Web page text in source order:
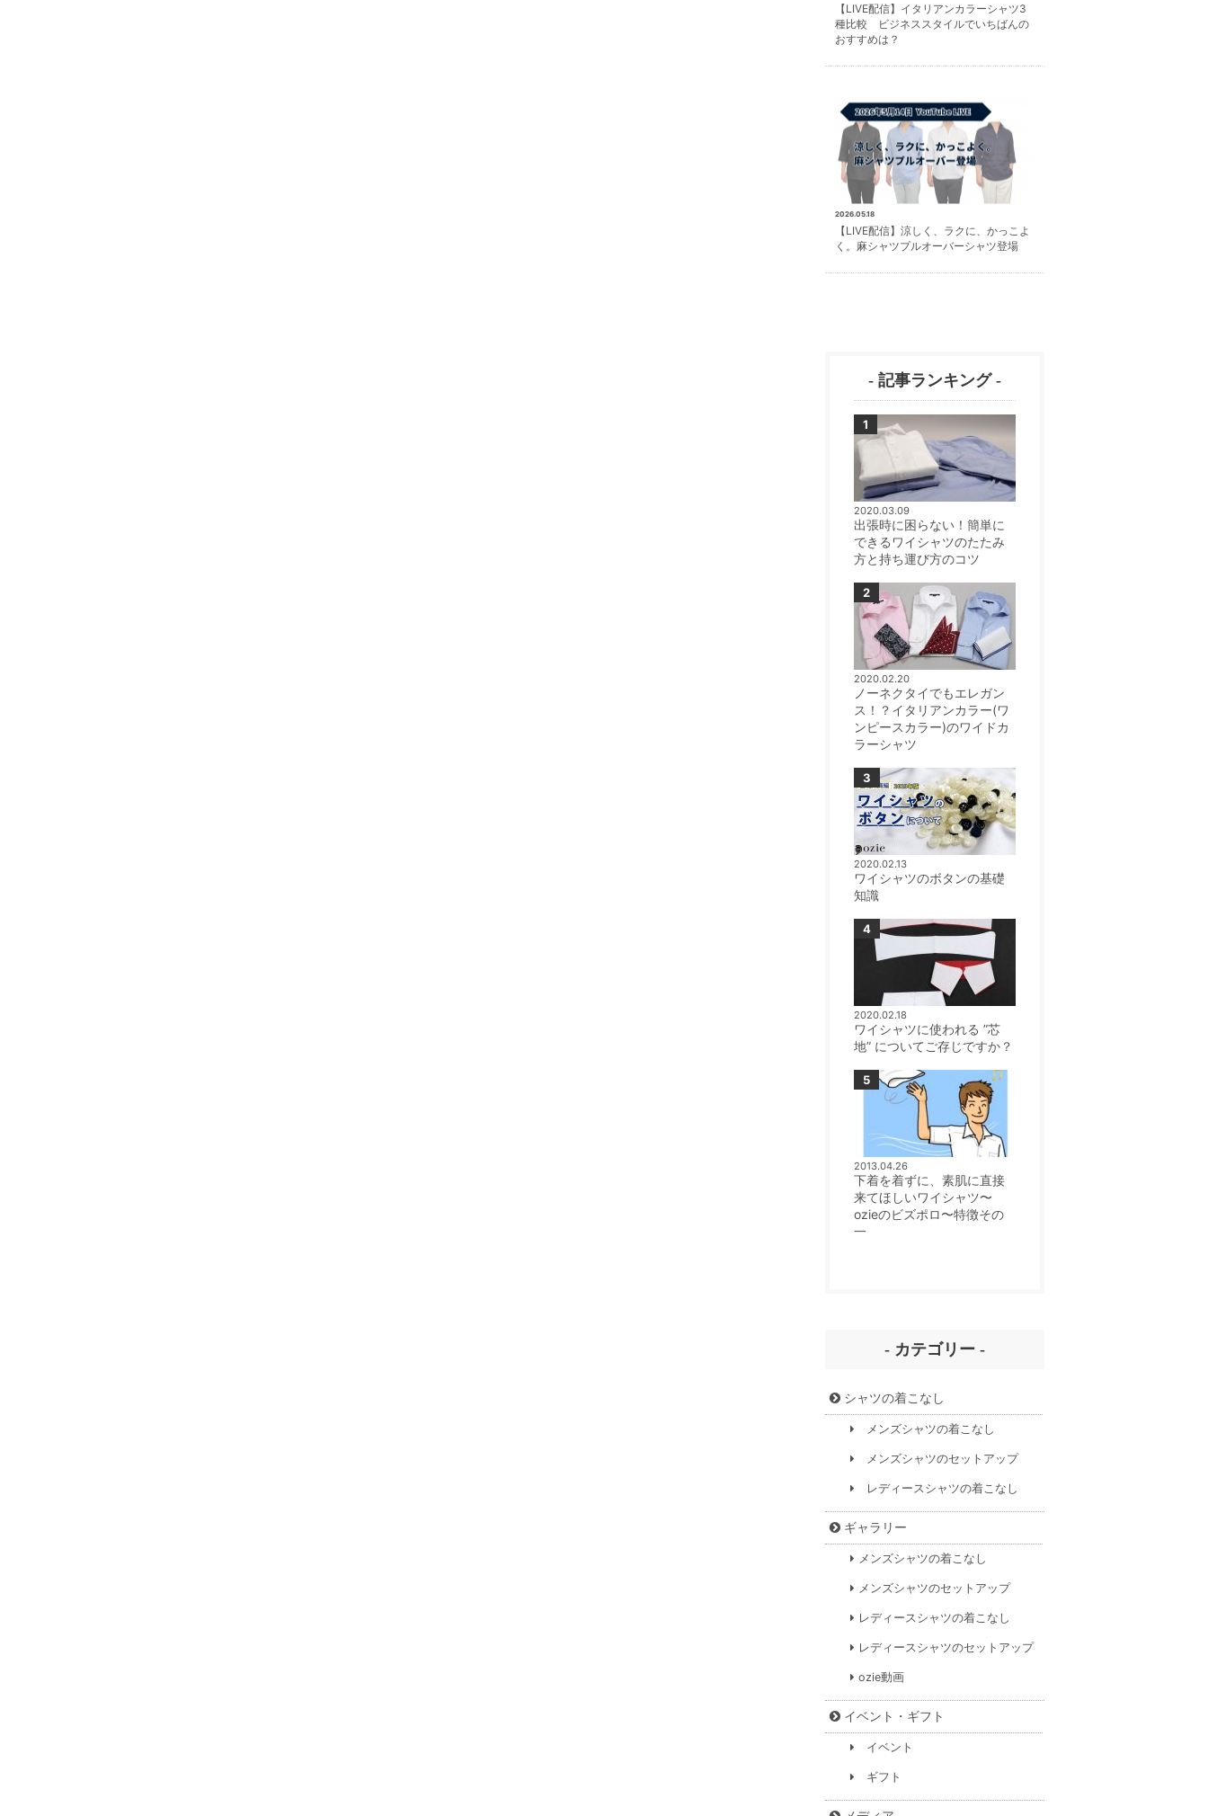
【LIVE配信】イタリアンカラーシャツ3
種比較 ビジネススタイルでいちばんの
おすすめは？
2026.05.18
【LIVE配信】涼しく、ラクに、かっこよ
く。麻シャツプルオーバーシャツ登場
- 記事ランキング -
2020.03.09
出張時に困らない！簡単に
できるワイシャツのたたみ
方と持ち運び方のコツ
2020.02.20
ノーネクタイでもエレガン
ス！？イタリアンカラー(ワ
ンピースカラー)のワイドカ
ラーシャツ
2020.02.13
ワイシャツのボタンの基礎
知識
2020.02.18
ワイシャツに使われる ”芯
地” についてご存じですか？
2013.04.26
下着を着ずに、素肌に直接
来てほしいワイシャツ〜
ozieのビズポロ〜特徴その
一
- カテゴリー -
シャツの着こなし
メンズシャツの着こなし
メンズシャツのセットアップ
レディースシャツの着こなし
ギャラリー
メンズシャツの着こなし
メンズシャツのセットアップ
レディースシャツの着こなし
レディースシャツのセットアップ
ozie動画
イベント・ギフト
イベント
ギフト